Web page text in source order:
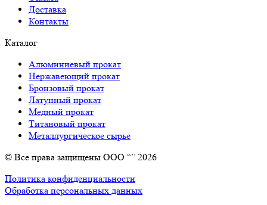
Доставка
Контакты
Каталог
Алюминиевый прокат
Нержавеющий прокат
Бронзовый прокат
Латунный прокат
Медный прокат
Титановый прокат
Металлургическое сырье
© Все права защищены ООО “” 2026
Политика конфиденциальности
Обработка персональных данных